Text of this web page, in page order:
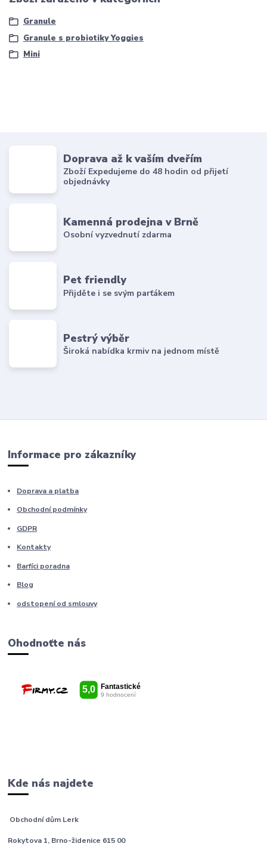
Granule
Granule s probiotiky Yoggies
Mini
Doprava až k vaším dveřím
Zboží Expedujeme do 48 hodin od přijetí
objednávky
Kamenná prodejna v Brně
Osobní vyzvednutí zdarma
Pet friendly
Přijděte i se svým parťákem
Pestrý výběr
Široká nabídka krmiv na jednom místě
Informace pro zákazníky
Doprava a platba
Obchodní podmínky
GDPR
Kontakty
Barfíci poradna
Blog
odstopení od smlouvy
Ohodnoťte nás
Kde nás najdete
Obchodní dům Lerk
Rokytova 1, Brno-židenice 615 00